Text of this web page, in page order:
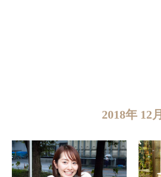
2018年 12月